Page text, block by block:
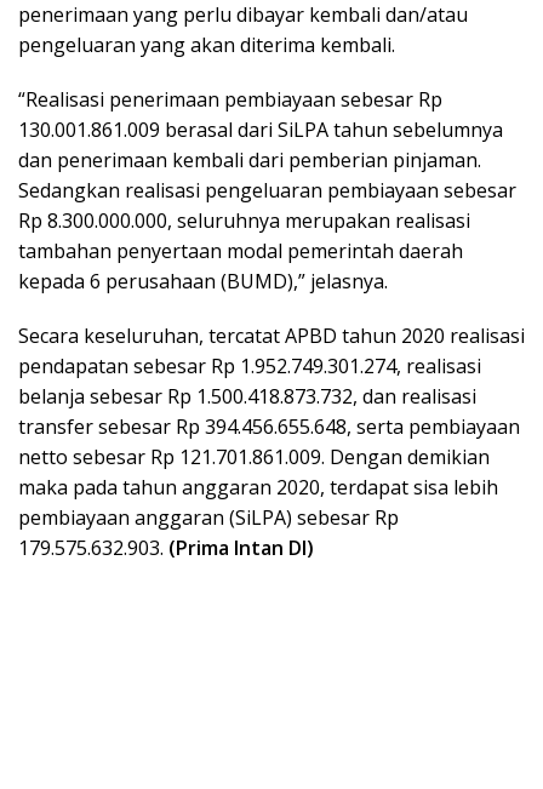
penerimaan yang perlu dibayar kembali dan/atau
pengeluaran yang akan diterima kembali.
“Realisasi penerimaan pembiayaan sebesar Rp
130.001.861.009 berasal dari SiLPA tahun sebelumnya
dan penerimaan kembali dari pemberian pinjaman.
Sedangkan realisasi pengeluaran pembiayaan sebesar
Rp 8.300.000.000, seluruhnya merupakan realisasi
tambahan penyertaan modal pemerintah daerah
kepada 6 perusahaan (BUMD),” jelasnya.
Secara keseluruhan, tercatat APBD tahun 2020 realisasi
pendapatan sebesar Rp 1.952.749.301.274, realisasi
belanja sebesar Rp 1.500.418.873.732, dan realisasi
transfer sebesar Rp 394.456.655.648, serta pembiayaan
netto sebesar Rp 121.701.861.009. Dengan demikian
maka pada tahun anggaran 2020, terdapat sisa lebih
pembiayaan anggaran (SiLPA) sebesar Rp
179.575.632.903. (Prima Intan DI)